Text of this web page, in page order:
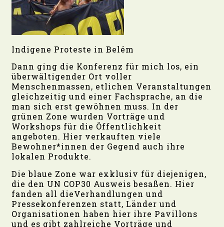
Indigene Proteste in Belém
Dann ging die Konferenz für mich los, ein
überwältigender Ort voller
Menschenmassen, etlichen Veranstaltungen
gleichzeitig und einer Fachsprache, an die
man sich erst gewöhnen muss. In der
grünen Zone wurden Vorträge und
Workshops für die Öffentlichkeit
angeboten. Hier verkauften viele
Bewohner*innen der Gegend auch ihre
lokalen Produkte.
Die blaue Zone war exklusiv für diejenigen,
die den UN COP30 Ausweis besaßen. Hier
fanden all dieVerhandlungen und
Pressekonferenzen statt, Länder und
Organisationen haben hier ihre Pavillons
und es gibt zahlreiche Vorträge und